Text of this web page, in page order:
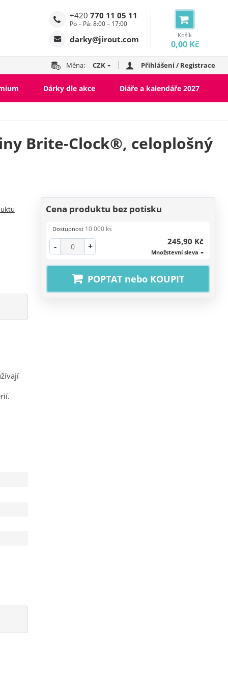
Košík
0,00 Kč
+420 770 11 05 11
Po – Pá: 8:00 – 17:00
darky@jirout.com
Měna: CZK Přihlášení / Registrace
Dárky dle akce Diáře a kalendáře 2027
Brite-Clock®, celoplošný
Cena produktu bez potisku
Dostupnost 10 000 ks
- + 245,90 Kč
Množstevní sleva
POPTAT nebo KOUPIT